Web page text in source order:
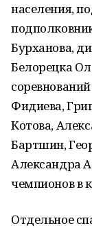
населения,
Бурханова,
Белорецка
Фидиева,
Котова,
Бартшин,
Александра
чемпионов в
Отдельное